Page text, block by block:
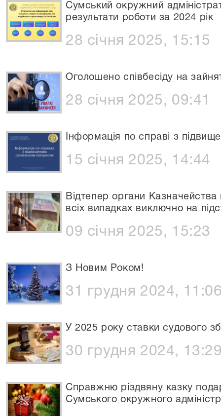
Сумський окружний
результати роботи за 2024 рік
28 січня 2025, 15:15
Оголошено співбесіду на
28 січня 2025, 09:41
Інформація по справі з
15 січня 2025, 14:44
Відтепер органи
всіх випадках виключно на
09 січня 2025, 15:23
З Новим Роком!
31 грудня 2024,
У 2025 року ставки судового
30 грудня 2024,
Справжню різдвяну казку
Сумського окружного